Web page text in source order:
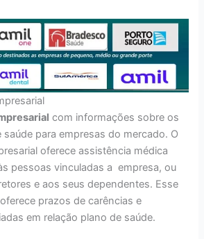
com informações sobre os
para empresas do mercado. O
oferece assistência médica
pessoas vinculadas a empresa, ou
e aos seus dependentes. Esse
prazos de carências e
em relação plano de saúde.